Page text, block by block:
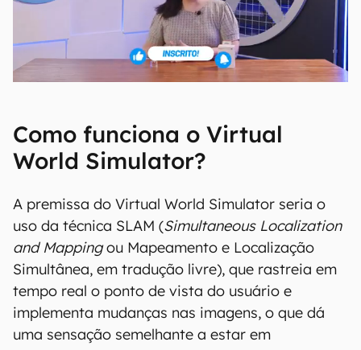
Como funciona o Virtual
World Simulator?
A premissa do Virtual World Simulator seria o
uso da técnica SLAM (Simultaneous Localization
and Mappingou Mapeamento e Localização
Simultânea, em tradução livre), que rastreia em
tempo real o ponto de vista do usuário e
implementa mudanças nas imagens, o que dá
uma sensação semelhante a estar em